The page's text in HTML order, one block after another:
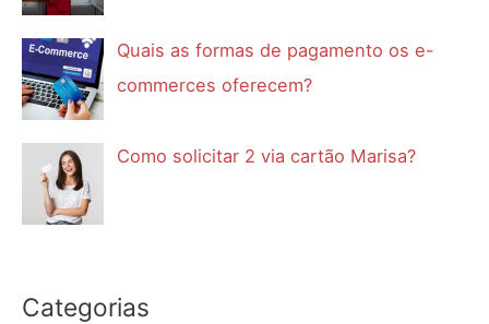
Quais as formas de pagamento os e-
commerces oferecem?
Como solicitar 2 via cartão Marisa?
Categorias